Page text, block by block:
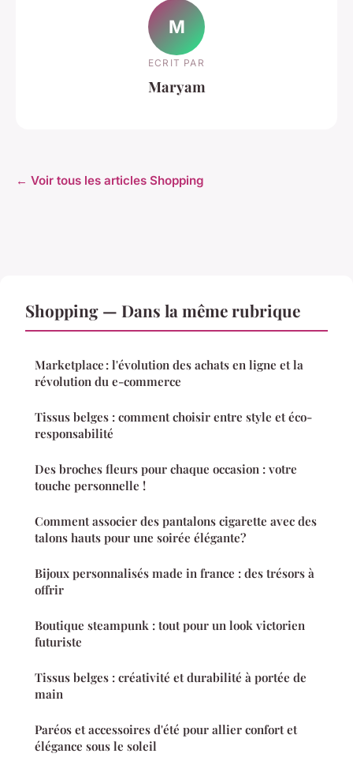
M
ECRIT PAR
Maryam
← Voir tous les articles Shopping
Shopping — Dans la même rubrique
Marketplace : l'évolution des achats en ligne et la
révolution du e-commerce
Tissus belges : comment choisir entre style et éco-
responsabilité
Des broches fleurs pour chaque occasion : votre
touche personnelle !
Comment associer des pantalons cigarette avec des
talons hauts pour une soirée élégante?
Bijoux personnalisés made in france : des trésors à
offrir
Boutique steampunk : tout pour un look victorien
futuriste
Tissus belges : créativité et durabilité à portée de
main
Paréos et accessoires d'été pour allier confort et
élégance sous le soleil